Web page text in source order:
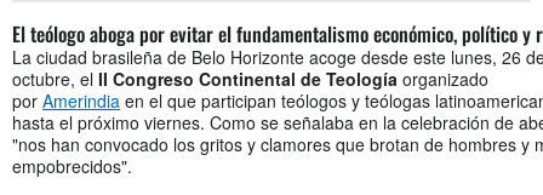
El teólogo aboga por evitar el fundamentalismo económico, político y
La ciudad brasileña de Belo Horizonte acoge desde este lunes, 26
octubre, el II Congreso Continental de Teología organizado
por Amerindia en el que participan teólogos y teólogas
hasta el próximo viernes. Como se señalaba en la celebración de
"nos han convocado los gritos y clamores que brotan de hombres y
empobrecidos".